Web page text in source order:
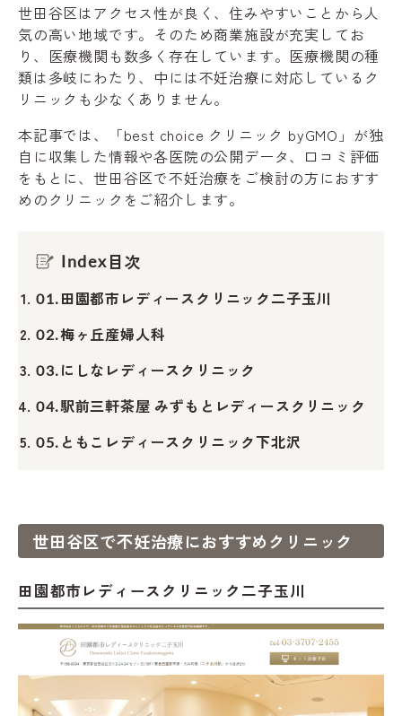
世田谷区はアクセス性が良く、住みやすいことから人
気の高い地域です。そのため商業施設が充実してお
り、医療機関も数多く存在しています。医療機関の種
類は多岐にわたり、中には不妊治療に対応しているク
リニックも少なくありません。
本記事では、「best choice クリニック byGMO」が独
自に収集した情報や各医院の公開データ、口コミ評価
をもとに、世田谷区で不妊治療をご検討の方におすす
めのクリニックをご紹介します。
Index目次
01.田園都市レディースクリニック二子玉川
02.梅ヶ丘産婦人科
03.にしなレディースクリニック
04.駅前三軒茶屋 みずもとレディースクリニック
05. ともこレディースクリニック下北沢
世田谷区で不妊治療におすすめクリニック
田園都市レディースクリニック二子玉川